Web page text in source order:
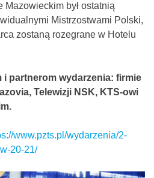
był ostatnią
Mistrzostwami Polski,
zostaną rozegrane w Hotelu
i partnerom wydarzenia: firmie
Telewizji NSK, KTS-owi
www.pzts.pl/wydarzenia/2-
20-21/